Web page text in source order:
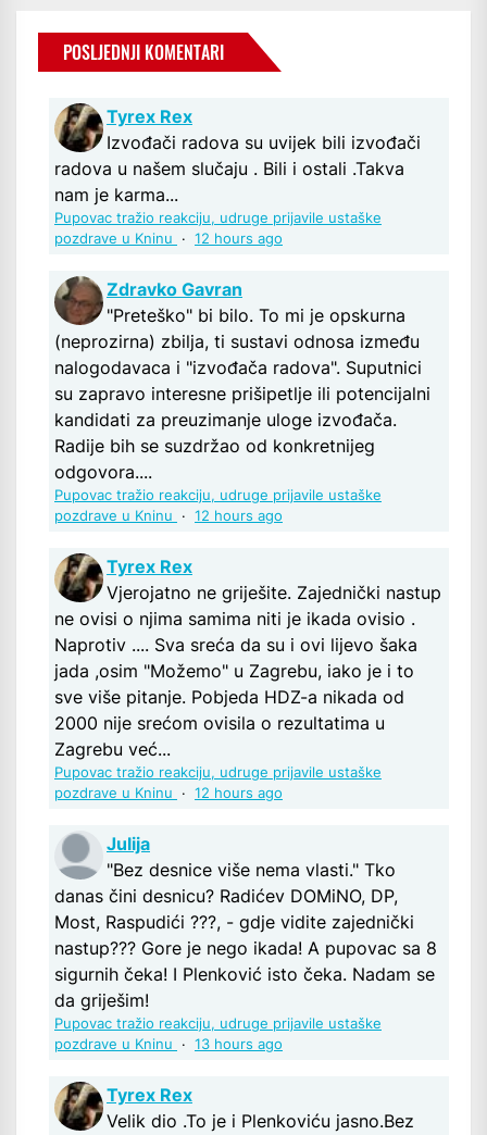
POSLJEDNJI KOMENTARI
Tyrex Rex
Izvođači radova su uvijek bili izvođači
radova u našem slučaju . Bili i ostali .Takva
nam je karma...
Pupovac tražio reakciju, udruge prijavile ustaške
pozdrave u Kninu
· 12 hours ago
Zdravko Gavran
"Preteško" bi bilo. To mi je opskurna
(neprozirna) zbilja, ti sustavi odnosa između
nalogodavaca i "izvođača radova". Suputnici
su zapravo interesne prišipetlje ili potencijalni
kandidati za preuzimanje uloge izvođača.
Radije bih se suzdržao od konkretnijeg
odgovora....
Pupovac tražio reakciju, udruge prijavile ustaške
pozdrave u Kninu
· 12 hours ago
Tyrex Rex
Vjerojatno ne griješite. Zajednički nastup
ne ovisi o njima samima niti je ikada ovisio .
Naprotiv .... Sva sreća da su i ovi lijevo šaka
jada ,osim "Možemo" u Zagrebu, iako je i to
sve više pitanje. Pobjeda HDZ-a nikada od
2000 nije srećom ovisila o rezultatima u
Zagrebu već...
Pupovac tražio reakciju, udruge prijavile ustaške
pozdrave u Kninu
· 12 hours ago
Julija
"Bez desnice više nema vlasti." Tko
danas čini desnicu? Radićev DOMiNO, DP,
Most, Raspudići ???, - gdje vidite zajednički
nastup??? Gore je nego ikada! A pupovac sa 8
sigurnih čeka! I Plenković isto čeka. Nadam se
da griješim!
Pupovac tražio reakciju, udruge prijavile ustaške
pozdrave u Kninu
· 13 hours ago
Tyrex Rex
Velik dio .To je i Plenkoviću jasno.Bez